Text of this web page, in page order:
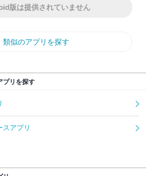
版は提供されていません
類似のアプリを探す
プリを探す
スアプリ